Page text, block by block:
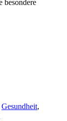
Gesundheit,